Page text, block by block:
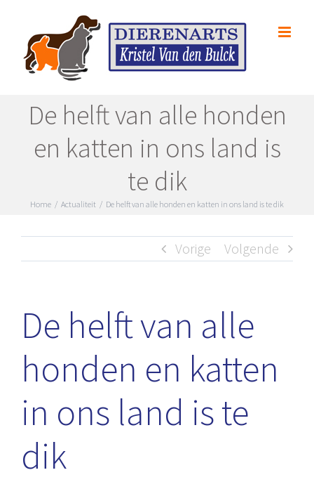
content
De helft van alle honden
en katten in ons land is
te dik
Home / Actualiteit / De helft van alle honden en katten in ons land is te dik
Vorige Volgende
De helft van alle
honden en katten
in ons land is te
dik